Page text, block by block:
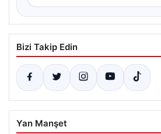
Bizi Takip Edin
Yan Manşet